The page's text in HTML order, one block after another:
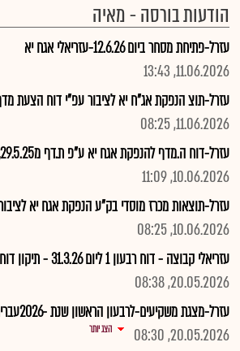
הודעות בורסה - מאיה
עזרל-פתיחת מסחר ביום 12.6.26-עזריאלי אגח יא
11.06.2026, 13:43
עזרל-תוצ הנפקת אג"ח יא לציבור עפ"י דוח הצעת מדף
11.06.2026, 08:25
עזרל-דוח ה.מדף להנפקת אגח יא ע"פ ת.דף מ29.5.25, הזמ': 10.6.26
10.06.2026, 11:09
עזרל-תוצאות מכרז מוסדי בק"ע הנפקת אגח יא
10.06.2026, 08:25
עזריאלי קבוצה - דוח רבעון 1 ליום 31.3.26 - תיקון דוח
20.05.2026, 08:38
עזרל-מצגת משקיעים-לרבעון הראשון שנת -2026עברית
20.05.2026, 08:30
הצג יותר